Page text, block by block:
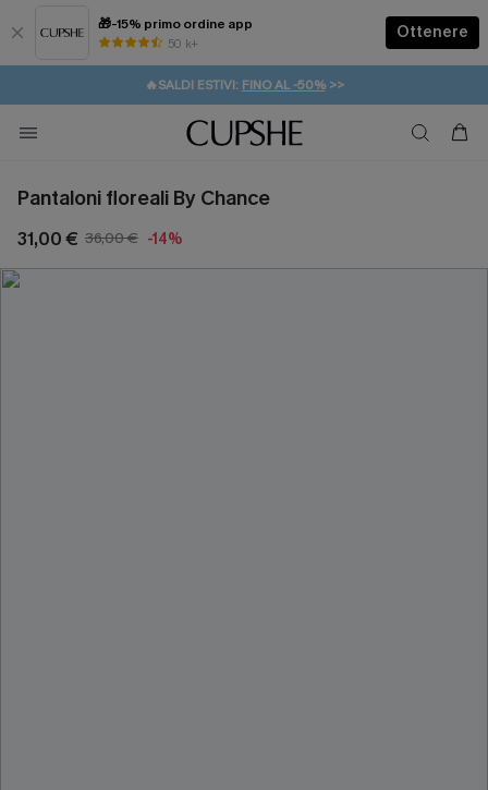
🎁-15% primo ordine app
50 k+
Ottenere
⚡️-15% SUGLI ESSENZIALI DA VACANZA | ACQUISTA
🔥SALDI ESTIVI: FINO AL -50%>>
🚚SPEDIZIONE GRATUITA DA 49€
💌REGALO PER I NUOVI: 20% DI SCONTO*
Pantaloni floreali By Chance
31,00 € 36,00 € -14%